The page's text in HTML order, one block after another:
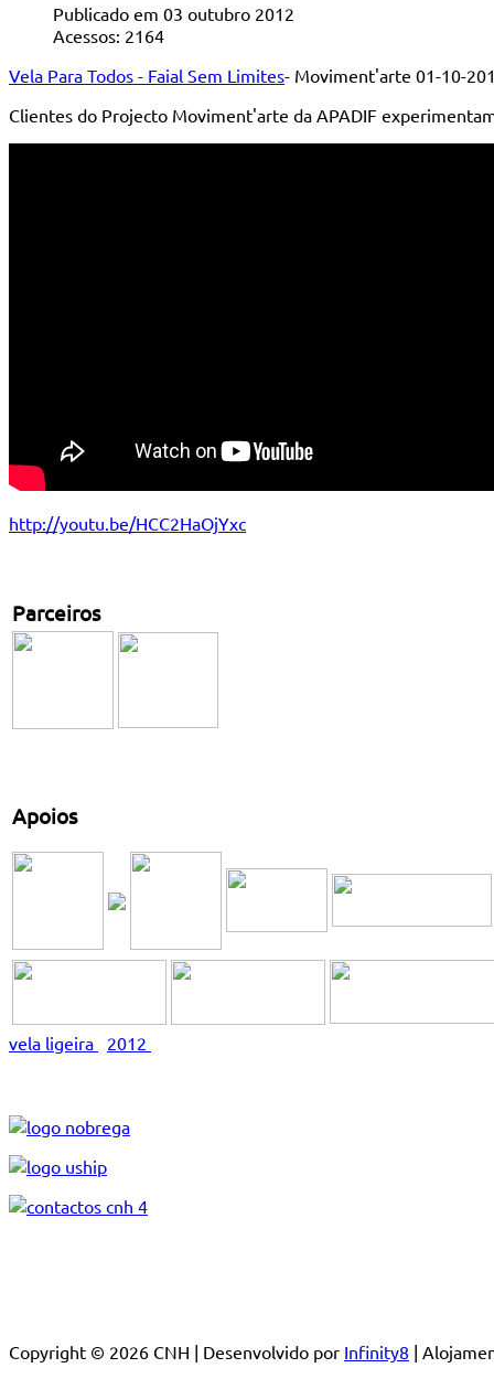
Publicado em 03 outubro 2012
Acessos: 2164
Vela Para Todos - Faial Sem Limites- Moviment'arte 01-10-
Clientes do Projecto Moviment'arte da APADIF
http://youtu.be/HCC2HaOjYxc
Parceiros
Apoios
vela ligeira 2012
Copyright © 2026 CNH | Desenvolvido por Infinity8 |